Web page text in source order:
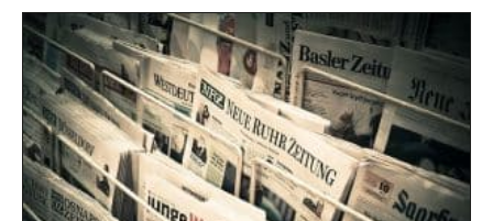
B.V.
In
Meppel